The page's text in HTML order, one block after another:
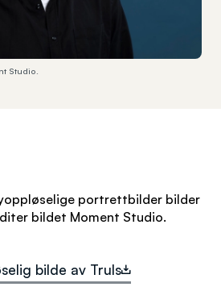
Studio.
portrettbilder bilder
bildet Moment Studio.
bilde av Truls